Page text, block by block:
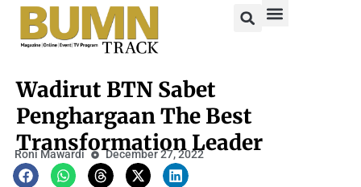
Wadirut BTN Sabet
Penghargaan The Best
Transformation Leader
Roni Mawardi December 27, 2022